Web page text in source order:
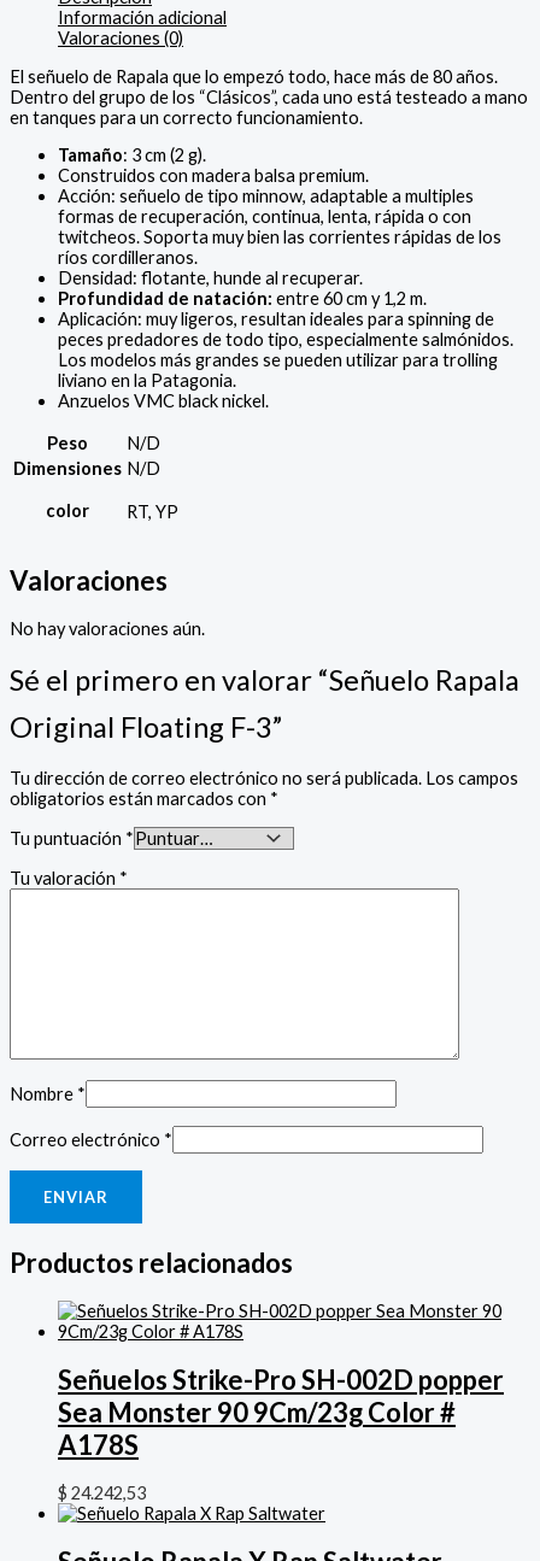
Información adicional
Valoraciones (0)
El señuelo de Rapala que lo empezó todo, hace más de 80 años.
Dentro del grupo de los “Clásicos”, cada uno está testeado a mano
en tanques para un correcto funcionamiento.
Tamaño: 3 cm (2 g).
Construidos con madera balsa premium.
Acción: señuelo de tipo minnow, adaptable a multiples
formas de recuperación, continua, lenta, rápida o con
twitcheos. Soporta muy bien las corrientes rápidas de los
ríos cordilleranos.
Densidad: flotante, hunde al recuperar.
Profundidad de natación: entre 60 cm y 1,2 m.
Aplicación: muy ligeros, resultan ideales para spinning de
peces predadores de todo tipo, especialmente salmónidos.
Los modelos más grandes se pueden utilizar para trolling
liviano en la Patagonia.
Anzuelos VMC black nickel.
Peso
N/D
Dimensiones N/D
color RT, YP
Valoraciones
No hay valoraciones aún.
Sé el primero en valorar “Señuelo Rapala
Original Floating F-3”
Tu dirección de correo electrónico no será publicada. Los campos
obligatorios están marcados con *
Tu puntuación *
Tu valoración *
Nombre *
Correo electrónico *
Productos relacionados
Señuelos Strike-Pro SH-002D popper
Sea Monster 90 9Cm/23g Color #
A178S
$ 24.242,53